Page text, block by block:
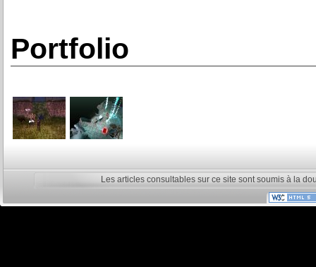
Portfolio
Les articles consultables sur ce site sont soumis à la